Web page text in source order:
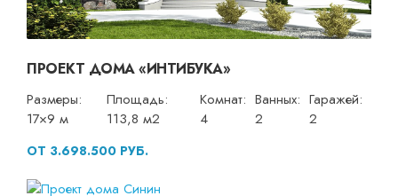
ПРОЕКТ ДОМА «ИНТИБУКА»
Размеры:
17×9 м
Площадь:
113,8 м2
Комнат:
4
Ванных:
2
Гаражей:
2
ОТ 3.698.500 РУБ.